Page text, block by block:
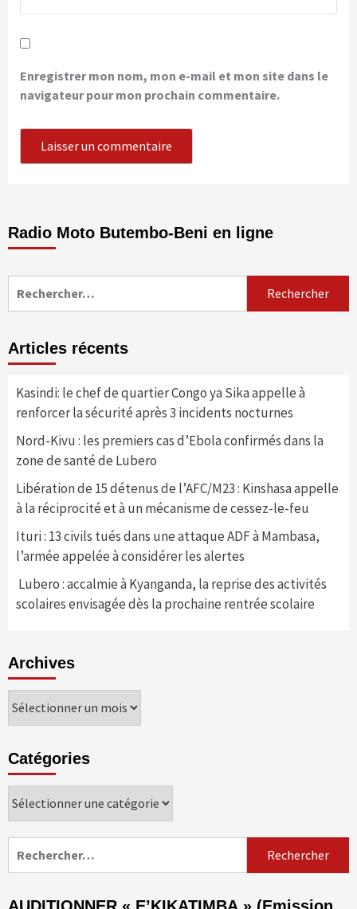
Enregistrer mon nom, mon e-mail et mon site dans le
navigateur pour mon prochain commentaire.
Radio Moto Butembo-Beni en ligne
Articles récents
Kasindi: le chef de quartier Congo ya Sika appelle à
renforcer la sécurité après 3 incidents nocturnes
Nord-Kivu : les premiers cas d’Ebola confirmés dans la
zone de santé de Lubero
Libération de 15 détenus de l’AFC/M23 : Kinshasa appelle
à la réciprocité et à un mécanisme de cessez-le-feu
Ituri : 13 civils tués dans une attaque ADF à Mambasa,
l’armée appelée à considérer les alertes
Lubero : accalmie à Kyanganda, la reprise des activités
scolaires envisagée dès la prochaine rentrée scolaire
Archives
Archives
Catégories
Catégories
AUDITIONNER « E’KIKATIMBA » (Emission